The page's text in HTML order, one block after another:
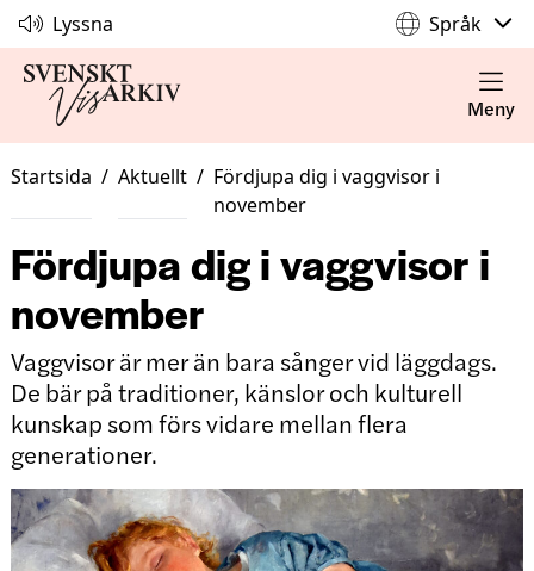
Lyssna Språk
Meny
Startsida / Aktuellt / Fördjupa dig i vaggvisor i
november
Fördjupa dig i vaggvisor i
november
Vaggvisor är mer än bara sånger vid läggdags.
De bär på traditioner, känslor och kulturell
kunskap som förs vidare mellan flera
generationer.